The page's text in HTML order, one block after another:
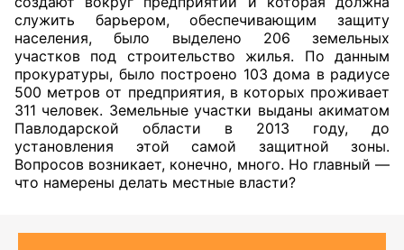
служить барьером, обеспечивающим защиту
населения, было выделено 206 земельных
участков под строительство жилья. По данным
прокуратуры, было построено 103 дома в радиусе
500 метров от предприятия, в которых проживает
311 человек. Земельные участки выданы акиматом
Павлодарской области в 2013 году, до
установления этой самой защитной зоны.
Вопросов возникает, конечно, много. Но главный —
что намерены делать местные власти?